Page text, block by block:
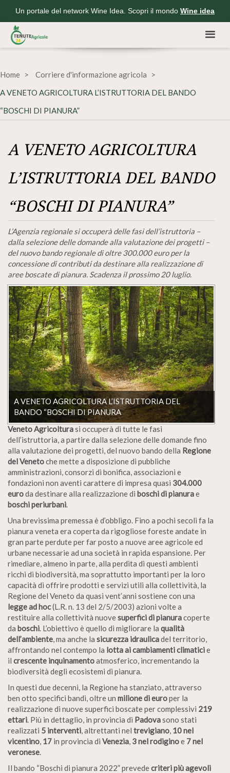
Un portale del network Wine Idea. Scopri il mondo Wine idea
Home
Corriere d'informazione agricola
A VENETO AGRICOLTURA L’ISTRUTTORIA DEL BANDO
“BOSCHI DI PIANURA”
A VENETO AGRICOLTURA
L’ISTRUTTORIA DEL BANDO
“BOSCHI DI PIANURA”
L’Agenzia regionale si occuperà delle fasi dell’istruttoria –
dalla selezione delle domande alla valutazione dei progetti –
del nuovo bando regionale di oltre 300.000 euro per la
concessione di contributi da destinare alla realizzazione di
aree boscate di pianura. Scadenza il prossimo 20 luglio.
A VENETO AGRICOLTURA L’ISTRUTTORIA DEL
BANDO “BOSCHI DI PIANURA
Veneto Agricolturasi occuperà di tutte le fasi
dell’istruttoria, a partire dalla selezione delle domande fino
alla valutazione dei progetti, del nuovo bando della Regione
del Venetoche mette a disposizione di pubbliche
amministrazioni, consorzi di bonifica, associazioni e
fondazioni non aventi carattere di impresa quasi 304.000
euroda destinare alla realizzazione di boschi di pianurae
boschi periurbani.
Una brevissima premessa è d’obbligo. Fino a pochi secoli fa la
pianura veneta era coperta da rigogliose foreste andate in
gran parte perdute per far posto a nuove aree agricole ed
urbane necessarie ad una società in rapida espansione. Per
rimediare, almeno in parte, alla perdita di questi ambienti
ricchi di biodiversità, ma soprattutto importanti per la loro
capacità di offrire prodotti e servizi utili alla collettività, la
Regione del Veneto da quasi vent’anni sostiene con una
legge ad hoc(L.R. n. 13 del 2/5/2003) azioni volte a
restituire alla collettività nuovesuperfici di pianuracoperte
da boschi. L’obiettivo è quello di migliorare la qualità
dell’ambiente, ma anche la sicurezza idraulicadel territorio,
affrontando nel contempo la lotta ai cambiamenti climaticie
il crescente inquinamentoatmosferico, incrementando la
biodiversità degli ecosistemi di pianura.
In questi due decenni, la Regione ha stanziato, attraverso
ben otto specifici bandi, oltre un milione di europer la
realizzazione di nuove superfici boscate per complessivi 219
ettari. Più in dettaglio, in provincia di Padovasono stati
realizzati 5 interventi, altrettanti nel trevigiano, 10 nel
vicentino, 17 in provincia di Venezia, 3 nel rodiginoe 7 nel
veronese.
Il bando “Boschi di pianura 2022” prevedecriteri più agevoli